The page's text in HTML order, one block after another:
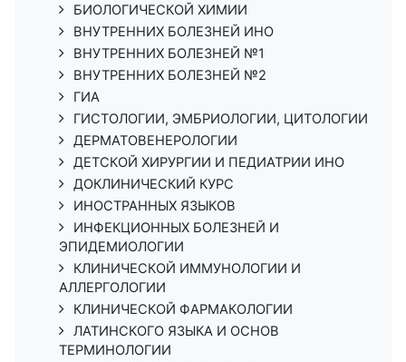
БИОЛОГИЧЕСКОЙ ХИМИИ
ВНУТРЕННИХ БОЛЕЗНЕЙ ИНО
ВНУТРЕННИХ БОЛЕЗНЕЙ №1
ВНУТРЕННИХ БОЛЕЗНЕЙ №2
ГИА
ГИСТОЛОГИИ, ЭМБРИОЛОГИИ, ЦИТОЛОГИИ
ДЕРМАТОВЕНЕРОЛОГИИ
ДЕТСКОЙ ХИРУРГИИ И ПЕДИАТРИИ ИНО
ДОКЛИНИЧЕСКИЙ КУРС
ИНОСТРАННЫХ ЯЗЫКОВ
ИНФЕКЦИОННЫХ БОЛЕЗНЕЙ И
ЭПИДЕМИОЛОГИИ
КЛИНИЧЕСКОЙ ИММУНОЛОГИИ И
АЛЛЕРГОЛОГИИ
КЛИНИЧЕСКОЙ ФАРМАКОЛОГИИ
ЛАТИНСКОГО ЯЗЫКА И ОСНОВ
ТЕРМИНОЛОГИИ